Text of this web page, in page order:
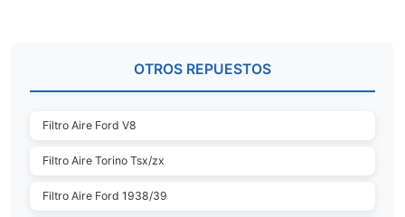
OTROS REPUESTOS
Filtro Aire Ford V8
Filtro Aire Torino Tsx/zx
Filtro Aire Ford 1938/39